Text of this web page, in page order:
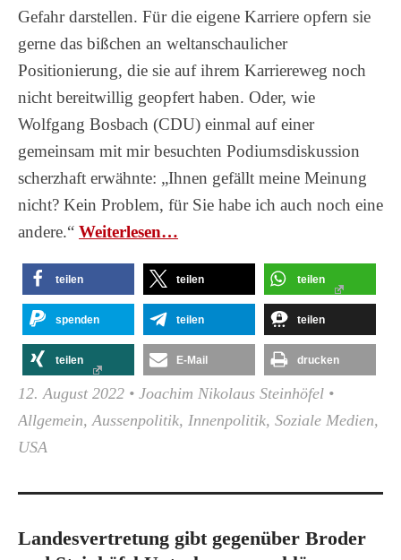
Gefahr darstellen. Für die eigene Karriere opfern sie
gerne das bißchen an weltanschaulicher
Positionierung, die sie auf ihrem Karriereweg noch
nicht bereitwillig geopfert haben. Oder, wie
Wolfgang Bosbach (CDU) einmal auf einer
gemeinsam mit mir besuchten Podiumsdiskussion
scherzhaft erwähnte: „Ihnen gefällt meine Meinung
nicht? Kein Problem, für Sie habe ich auch noch eine
andere.“ Wei­ter­le­sen…
teilen teilen teilen
spenden teilen teilen
teilen E-Mail drucken
12. August 2022 • Joachim Nikolaus Steinhöfel •
Allgemein,Aussenpolitik, Innenpolitik, Soziale Medien,
USA
Landesvertretung gibt gegenüber Broder